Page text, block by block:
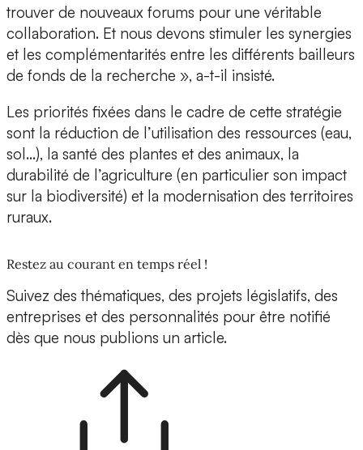
trouver de nouveaux forums pour une véritable
collaboration. Et nous devons stimuler les synergies
et les complémentarités entre les différents bailleurs
de fonds de la recherche », a-t-il insisté.
Les priorités fixées dans le cadre de cette stratégie
sont la réduction de l’utilisation des ressources (eau,
sol…), la santé des plantes et des animaux, la
durabilité de l’agriculture (en particulier son impact
sur la biodiversité) et la modernisation des territoires
ruraux.
Restez au courant en temps réel !
Suivez des thématiques, des projets législatifs, des
entreprises et des personnalités pour être notifié
dès que nous publions un article.